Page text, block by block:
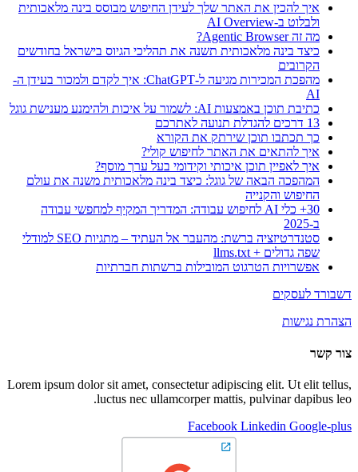
איך להכין את האתר שלך לעידן החיפוש מבוסס בינה מלאכותית
ולבלוט ב-AI Overview
מה זה Agentic Browser?
כיצד בינה מלאכותית תשנה את תהליכי הגיוס בישראל בחודשים
הקרובים
מהפכת המכירות מגיעה ל-ChatGPT: איך לקדם ולמכור בעידן ה-
AI
כתיבת תוכן באמצעות AI: לשמור על איכות ולהימנע מענישת גוגל
13 דרכים להגדלת תנועה לאתרכם
כך תכתבו תוכן שירתק את הקורא
איך להתאים את האתר לחיפוש קולי?
איך לאפיין תוכן איכותי וקידומי בעל ערך מוסף?
המהפכה הבאה של גוגל: כיצד בינה מלאכותית משנה את עולם
החיפוש והקנייה
30+ כלי AI לחיפוש עבודה: המדריך המקיף למחפשי עבודה
ב-2025
סטנדרטיזציה ברשת: מהעבר אל העתיד – מתגיות SEO למודלי
שפה גדולים + llms.txt
אפשרויות הטרגוט המובילות ברשתות חברתיות
דשבורד לעסקים
הצהרת נגישות
צור קשר
Lorem ipsum dolor sit amet, consectetur adipiscing elit. Ut elit tellus,
luctus nec ullamcorper mattis, pulvinar dapibus leo.
Facebook Linkedin Google-plus